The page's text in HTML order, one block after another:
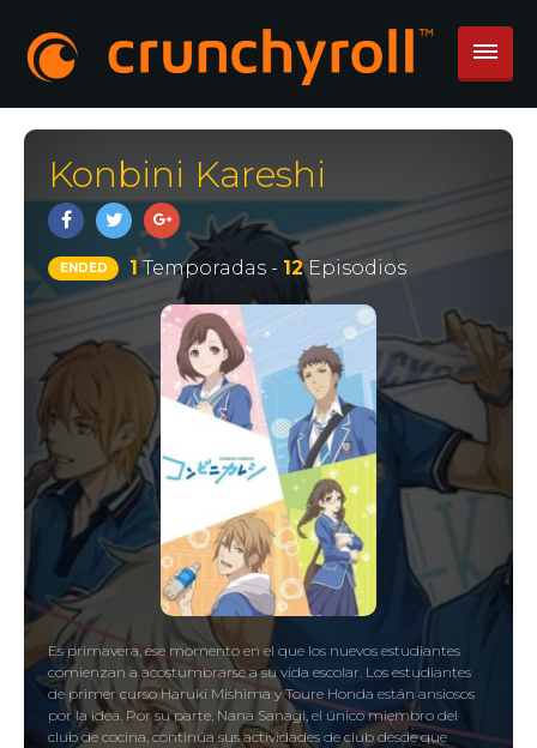
Konbini Kareshi
ENDED 1Temporadas - 12Episodios
Es primavera, ese momento en el que los nuevos estudiantes
comienzan a acostumbrarse a su vida escolar. Los estudiantes
de primer curso Haruki Mishima y Toure Honda están ansiosos
por la idea. Por su parte, Nana Sanagi, el único miembro del
club de cocina, continúa sus actividades de club desde que